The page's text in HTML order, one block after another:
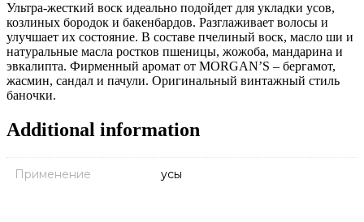
Ультра-жесткий воск идеально подойдет для укладки усов,
козлиных бородок и бакенбардов. Разглаживает волосы и
улучшает их состояние. В составе пчелиный воск, масло ши и
натуральные масла ростков пшеницы, жожоба, мандарина и
эвкалипта. Фирменный аромат от MORGAN’S – бергамот,
жасмин, сандал и пачули. Оригинальный винтажный стиль
баночки.
Additional information
Применение усы